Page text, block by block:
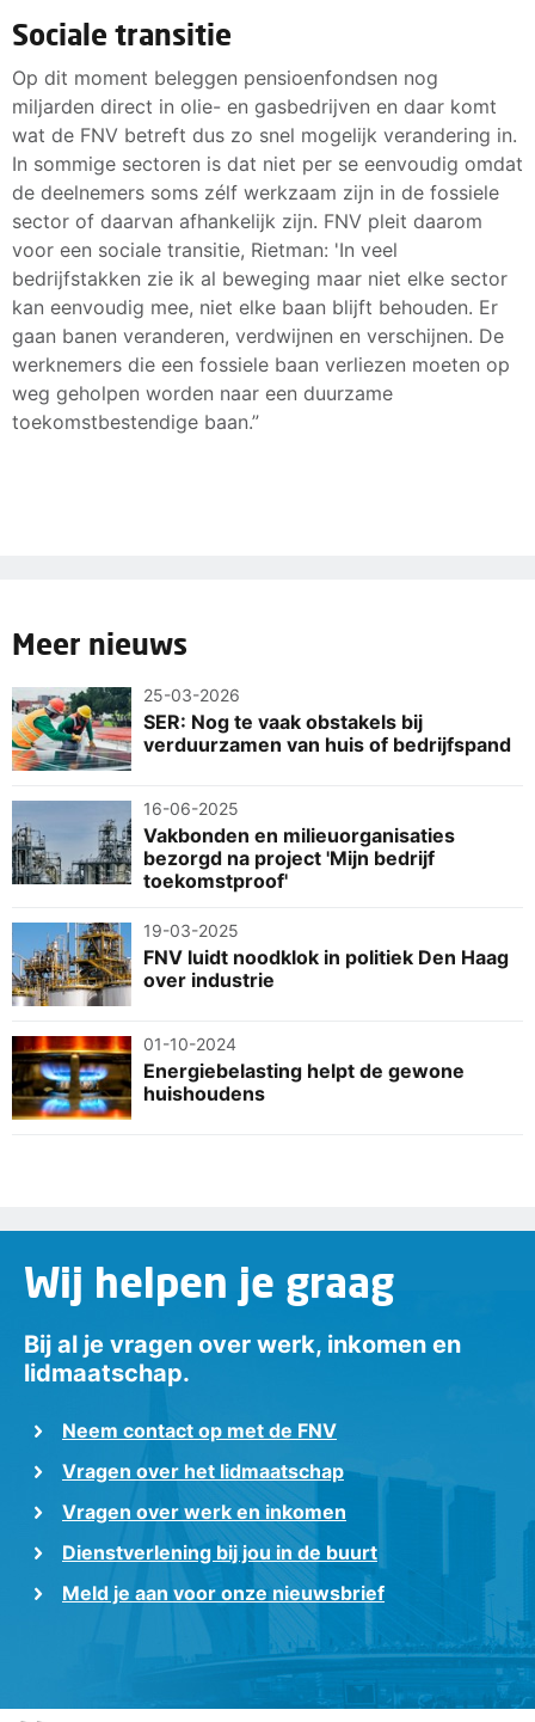
Sociale transitie
Op dit moment beleggen pensioenfondsen nog
miljarden direct in olie- en gasbedrijven en daar komt
wat de FNV betreft dus zo snel mogelijk verandering in.
In sommige sectoren is dat niet per se eenvoudig omdat
de deelnemers soms zélf werkzaam zijn in de fossiele
sector of daarvan afhankelijk zijn. FNV pleit daarom
voor een sociale transitie, Rietman: 'In veel
bedrijfstakken zie ik al beweging maar niet elke sector
kan eenvoudig mee, niet elke baan blijft behouden. Er
gaan banen veranderen, verdwijnen en verschijnen. De
werknemers die een fossiele baan verliezen moeten op
weg geholpen worden naar een duurzame
toekomstbestendige baan.”
Meer nieuws
25-03-2026
SER: Nog te vaak obstakels bij
verduurzamen van huis of bedrijfspand
16-06-2025
Vakbonden en milieuorganisaties
bezorgd na project 'Mijn bedrijf
toekomstproof'
19-03-2025
FNV luidt noodklok in politiek Den Haag
over industrie
01-10-2024
Energiebelasting helpt de gewone
huishoudens
Wij helpen je graag
Bij al je vragen over werk, inkomen en
lidmaatschap.
Neem contact op met de FNV
Vragen over het lidmaatschap
Vragen over werk en inkomen
Dienstverlening bij jou in de buurt
Meld je aan voor onze nieuwsbrief